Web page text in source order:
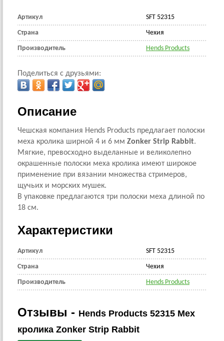
Артикул SFT 52315
Страна Чехия
Производитель Hends Products
Поделиться с друзьями:
Описание
Чешская компания Hends Products предлагает полоски
меха кролика ширной 4 и 6 мм Zonker Strip Rabbit.
Мягкие, превосходно выделанные и великолепно
окрашенные полоски меха кролика имеют широкое
применение при вязании множества стримеров,
щучьих и морских мушек.
В упаковке предлагаются три полоски меха длиной по
18 см.
Характеристики
Артикул SFT 52315
Страна Чехия
Производитель Hends Products
Отзывы - Hends Products 52315 Мех
кролика Zonker Strip Rabbit